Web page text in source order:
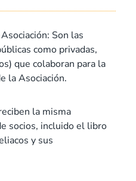
Son las
como privadas,
que colaboran para la
la Asociación.
la misma
socios, incluido el libro
y sus